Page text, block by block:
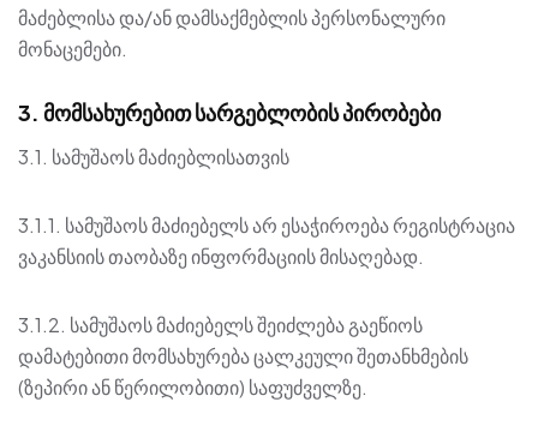
მაძებლისა და/ან დამსაქმებლის პერსონალური
მონაცემები.
3. მომსახურებით სარგებლობის პირობები
3.1. სამუშაოს მაძიებლისათვის
3.1.1. სამუშაოს მაძიებელს არ ესაჭიროება რეგისტრაცია
ვაკანსიის თაობაზე ინფორმაციის მისაღებად.
3.1.2. სამუშაოს მაძიებელს შეიძლება გაეწიოს
დამატებითი მომსახურება ცალკეული შეთანხმების
(ზეპირი ან წერილობითი) საფუძველზე.